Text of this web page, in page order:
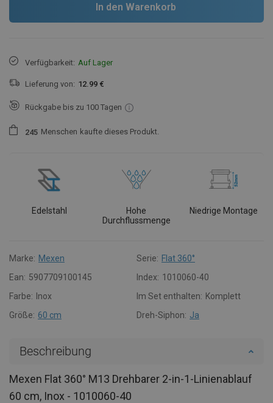
In den Warenkorb
Verfügbarkeit: Auf Lager
Lieferung von: 12.99 €
Rückgabe bis zu 100 Tagen
245 Menschen kaufte dieses Produkt.
Edelstahl
Hohe
Durchflussmenge
Niedrige Montage
Marke: Mexen Serie: Flat 360°
Ean: 5907709100145 Index: 1010060-40
Farbe:
Inox Im Set enthalten: Komplett
Größe: 60 cm Dreh-Siphon: Ja
Beschreibung
Mexen Flat 360° M13 Drehbarer 2-in-1-Linienablauf
60 cm, Inox - 1010060-40